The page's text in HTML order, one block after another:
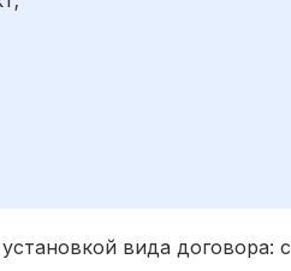
вида договора: с